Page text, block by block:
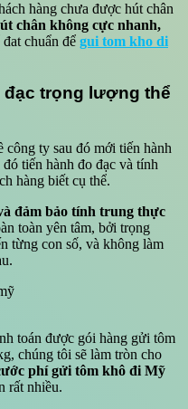
hàng chưa được hút chân
chân không cực nhanh,
chuẩn để gui tom kho di
trọng lượng thể
công ty sau đó mới tiến hành
tiến hành đo đạc và tính
hàng biết cụ thể.
đảm bảo tính trung thực
toàn yên tâm, bởi trọng
từng con số, và không làm
toán được gói hàng gửi tôm
chúng tôi sẽ làm tròn cho
phí gửi tôm khô đi Mỹ
rất nhiều.